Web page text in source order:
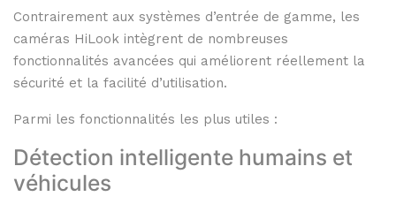
Contrairement aux systèmes d’entrée de gamme, les
caméras HiLook intègrent de nombreuses
fonctionnalités avancées qui améliorent réellement la
sécurité et la facilité d’utilisation.
Parmi les fonctionnalités les plus utiles :
Détection intelligente humains et
véhicules